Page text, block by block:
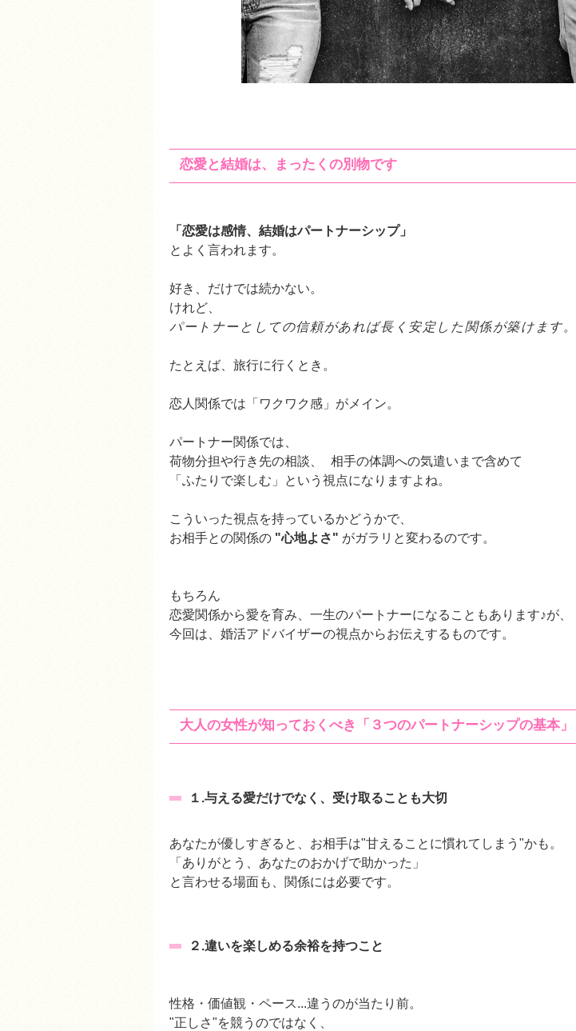
恋愛と結婚は、まったくの別物です
「恋愛は感情、結婚はパートナーシップ」
とよく言われます。
好き、だけでは続かない。
けれど、
パートナーとしての信頼があれば長く安定した関係が築けます。
たとえば、旅行に行くとき。
恋人関係では「ワクワク感」がメイン。
パートナー関係では、
荷物分担や行き先の相談、 相手の体調への気遣いまで含めて
「ふたりで楽しむ」という視点になりますよね。
こういった視点を持っているかどうかで、
お相手との関係の "心地よさ" がガラリと変わるのです。
もちろん
恋愛関係から愛を育み、一生のパートナーになることもあります♪が、
今回は、婚活アドバイザーの視点からお伝えするものです。
大人の女性が知っておくべき「３つのパートナーシップの基本」
１.与える愛だけでなく、受け取ることも大切
あなたが優しすぎると、お相手は"甘えることに慣れてしまう"かも。
「ありがとう、あなたのおかげで助かった」
と言わせる場面も、関係には必要です。
２.違いを楽しめる余裕を持つこと
性格・価値観・ペース...違うのが当たり前。
"正しさ"を競うのではなく、